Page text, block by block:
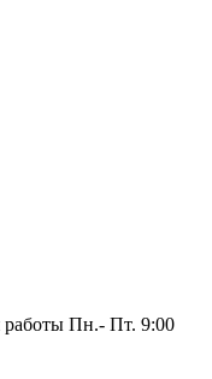
Пн.- Пт. 9:00